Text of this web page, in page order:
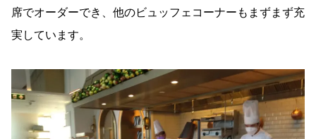
席でオーダーでき、他のビュッフェコーナーもまずまず充
実しています。